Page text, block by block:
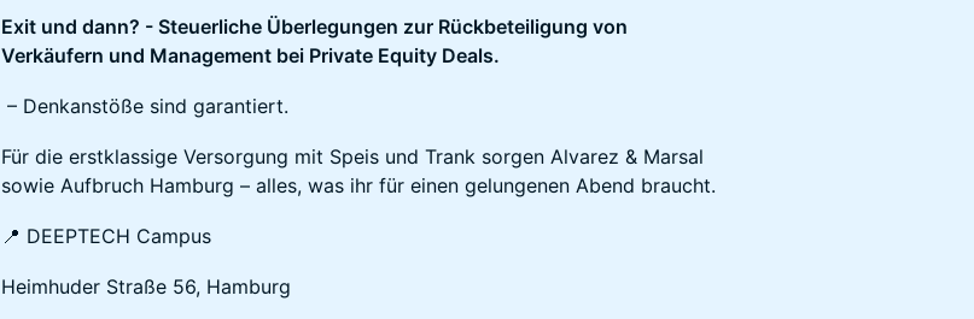
Exit und dann? - Steuerliche Überlegungen zur Rückbeteiligung von
Verkäufern und Management bei Private Equity Deals.
– Denkanstöße sind garantiert.
​​​Für die erstklassige Versorgung mit Speis und Trank sorgen Alvarez & Marsal
sowie Aufbruch Hamburg – alles, was ihr für einen gelungenen Abend braucht.
​​​📍 DEEPTECH Campus
​​​Heimhuder Straße 56, Hamburg